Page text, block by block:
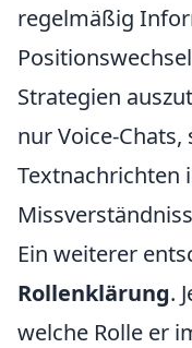
regelmäßig
Strategien
nur Voice-
Textnachrichten
Ein weiterer
Rollenklärung.
welche Rolle er